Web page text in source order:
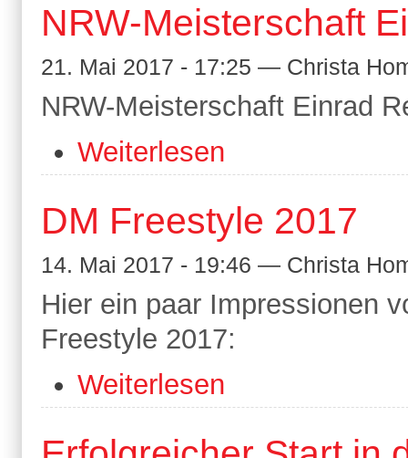
NRW-Meisterschaft
21. Mai 2017 - 17:25 — Christa
NRW-Meisterschaft Einrad
Weiterlesen
DM Freestyle 2017
14. Mai 2017 - 19:46 — Christa
Hier ein paar Impressionen
Freestyle 2017:
Weiterlesen